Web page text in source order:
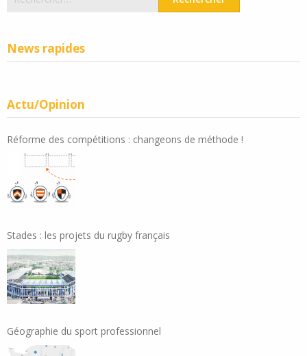
News rapides
Actu/Opinion
Réforme des compétitions : changeons de méthode !
Stades : les projets du rugby français
Géographie du sport professionnel